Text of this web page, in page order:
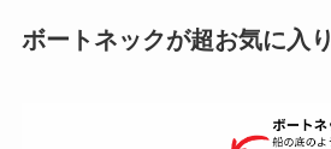
ボートネックが超お気に入り